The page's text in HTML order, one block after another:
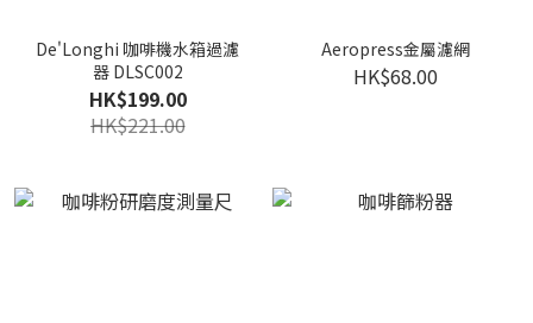
De'Longhi 咖啡機水箱過濾
器 DLSC002
HK$199.00
HK$221.00
Aeropress金屬濾網
HK$68.00